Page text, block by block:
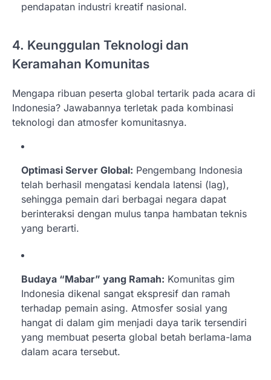
pendapatan industri kreatif nasional.
4. Keunggulan Teknologi dan
Keramahan Komunitas
Mengapa ribuan peserta global tertarik pada acara di
Indonesia? Jawabannya terletak pada kombinasi
teknologi dan atmosfer komunitasnya.
Optimasi Server Global: Pengembang Indonesia
telah berhasil mengatasi kendala latensi (lag),
sehingga pemain dari berbagai negara dapat
berinteraksi dengan mulus tanpa hambatan teknis
yang berarti.
Budaya “Mabar” yang Ramah: Komunitas gim
Indonesia dikenal sangat ekspresif dan ramah
terhadap pemain asing. Atmosfer sosial yang
hangat di dalam gim menjadi daya tarik tersendiri
yang membuat peserta global betah berlama-lama
dalam acara tersebut.